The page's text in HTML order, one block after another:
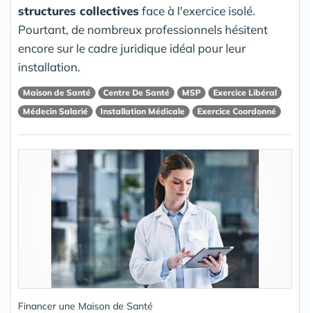
structures collectives face à l'exercice isolé.
Pourtant, de nombreux professionnels hésitent
encore sur le cadre juridique idéal pour leur
installation.
Maison de Santé Centre De Santé MSP
Exercice Libéral
Médecin Salarié
Installation Médicale Exercice Coordonné
Financer une Maison de Santé